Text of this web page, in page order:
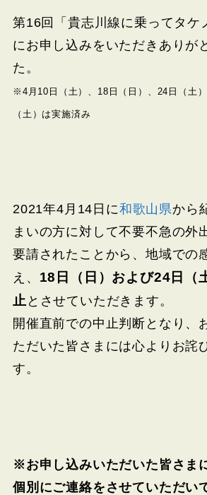
第16回「貴志川線に乗ってタケ
にお申し込みをいただきありが
た。
※4月10日（土）、18日（日）、24日（土
（土）は実施済み
2021年4月 14 日に和歌山県から
まいの方に対して不要不急の外
要請されたことから、地域での
え、 18日（日）および24日（
止 とさせていただきます。
開催直前での中止判断となり、
ただいた皆さまには心よりお詫
す。
※お申し込みいただいた皆さま
個別にご連絡をさせていただい